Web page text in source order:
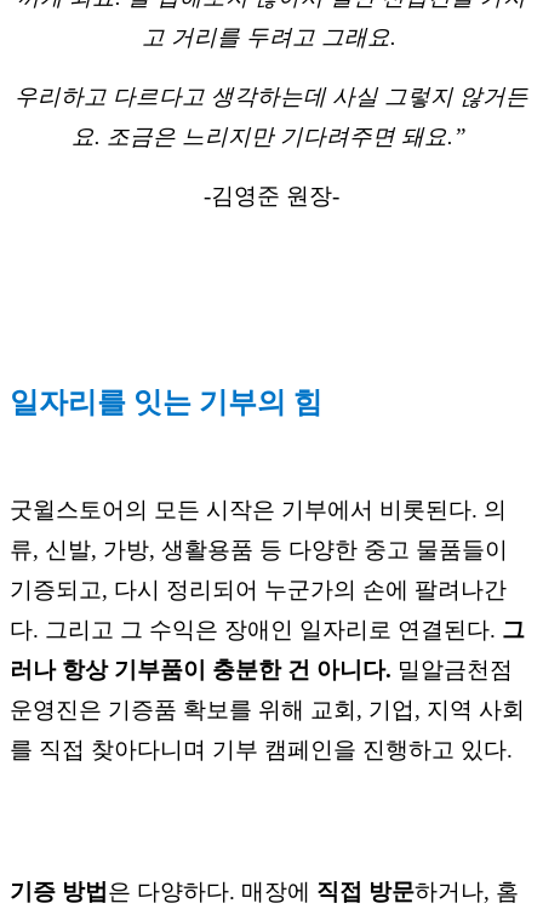
고 거리를 두려고 그래요.
우리하고 다르다고 생각하는데 사실 그렇지 않거든
요. 조금은 느리지만 기다려주면 돼요.”
-김영준 원장-
일자리를 잇는 기부의 힘
굿윌스토어의 모든 시작은 기부에서 비롯된다. 의
류, 신발, 가방, 생활용품 등 다양한 중고 물품들이
기증되고, 다시 정리되어 누군가의 손에 팔려나간
다. 그리고 그 수익은 장애인 일자리로 연결된다. 그
러나 항상 기부품이 충분한 건 아니다. 밀알금천점
운영진은 기증품 확보를 위해 교회, 기업, 지역 사회
를 직접 찾아다니며 기부 캠페인을 진행하고 있다.
기증 방법 은 다양하다. 매장에 직접 방문하거나, 홈